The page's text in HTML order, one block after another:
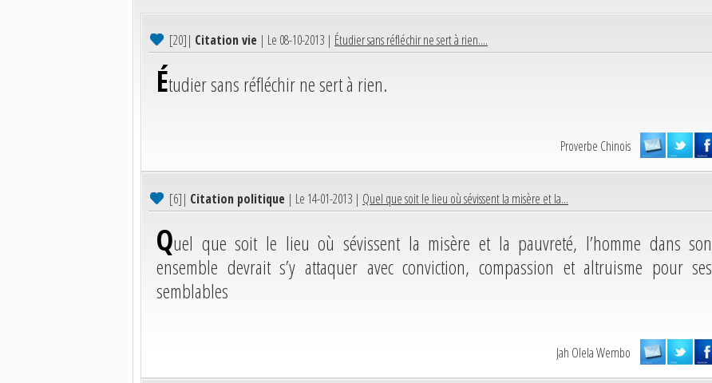
[20]| Citation vie | Le 08-10-2013 | Étudier sans réfléchir ne sert à rien....
Étudier sans réfléchir ne sert à rien.
Proverbe Chinois
[6]| Citation politique | Le 14-01-2013 | Quel que soit le lieu où sévissent la misère et la...
Quel que soit le lieu où sévissent la misère et la pauvreté, l’homme dans son
ensemble devrait s’y attaquer avec conviction, compassion et altruisme pour ses
semblables
Jah Olela Wembo